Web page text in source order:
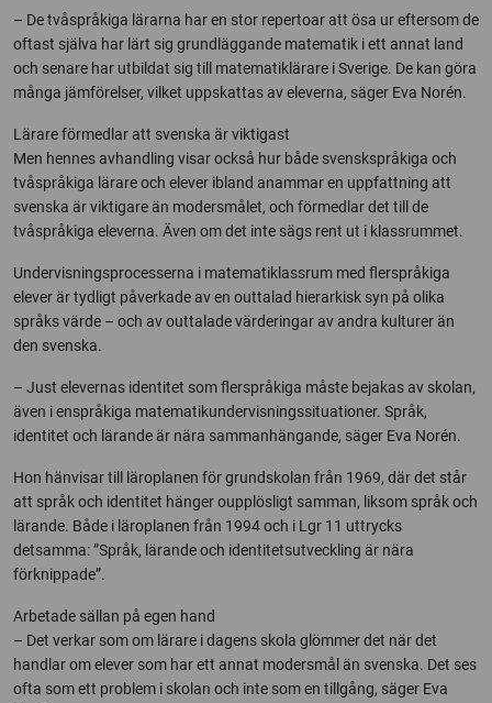
– De tvåspråkiga lärarna har en stor repertoar att ösa ur eftersom de
oftast själva har lärt sig grundläggande matematik i ett annat land
och senare har utbildat sig till matematiklärare i Sverige. De kan göra
många jämförelser, vilket uppskattas av eleverna, säger Eva Norén.
Lärare förmedlar att svenska är viktigast
Men hennes avhandling visar också hur både svenskspråkiga och
tvåspråkiga lärare och elever ibland anammar en uppfattning att
svenska är viktigare än modersmålet, och förmedlar det till de
tvåspråkiga eleverna. Även om det inte sägs rent ut i klassrummet.
Undervisningsprocesserna i matematiklassrum med flerspråkiga
elever är tydligt påverkade av en outtalad hierarkisk syn på olika
språks värde – och av outtalade värderingar av andra kulturer än
den svenska.
– Just elevernas identitet som flerspråkiga måste bejakas av skolan,
även i enspråkiga matematikundervisningssituationer. Språk,
identitet och lärande är nära sammanhängande, säger Eva Norén.
Hon hänvisar till läroplanen för grundskolan från 1969, där det står
att språk och identitet hänger oupplösligt samman, liksom språk och
lärande. Både i läroplanen från 1994 och i Lgr 11 uttrycks
detsamma: ”Språk, lärande och identitetsutveckling är nära
förknippade”.
Arbetade sällan på egen hand
– Det verkar som om lärare i dagens skola glömmer det när det
handlar om elever som har ett annat modersmål än svenska. Det ses
ofta som ett problem i skolan och inte som en tillgång, säger Eva